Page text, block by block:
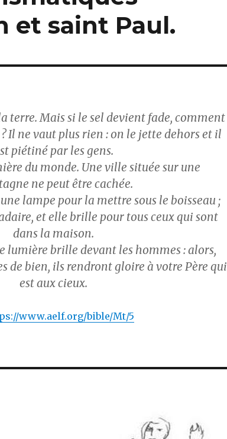
et saint Paul.
terre. Mais si le sel devient fade, comment
Il ne vaut plus rien : on le jette dehors et il
piétiné par les gens.
du monde. Une ville située sur une
ne peut être cachée.
une lampe pour la mettre sous le boisseau ;
et elle brille pour tous ceux qui sont
dans la maison.
lumière brille devant les hommes : alors,
de bien, ils rendront gloire à votre Père qui
est aux cieux.
www.aelf.org/bible/Mt/5